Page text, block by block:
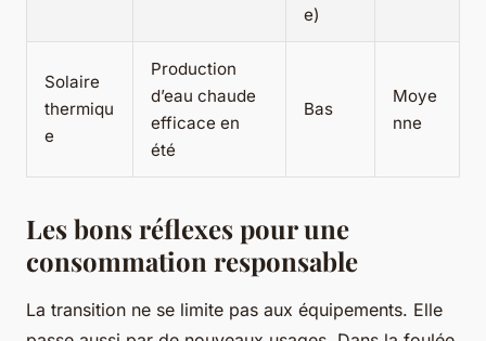
e)
Solaire
thermiqu
e
Production
d’eau chaude
efficace en
été
Bas
Moye
nne
Les bons réflexes pour une
consommation responsable
La transition ne se limite pas aux équipements. Elle